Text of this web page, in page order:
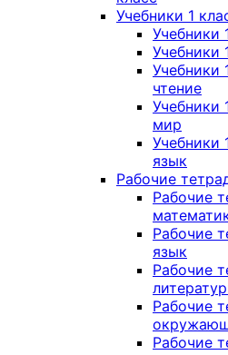
Учебники 1
Учебники
Учебники
Учебники
чтение
Учебники
мир
Учебники
язык
Рабочие
Рабочие
Рабочие
язык
Рабочие
Рабочие
Рабочие